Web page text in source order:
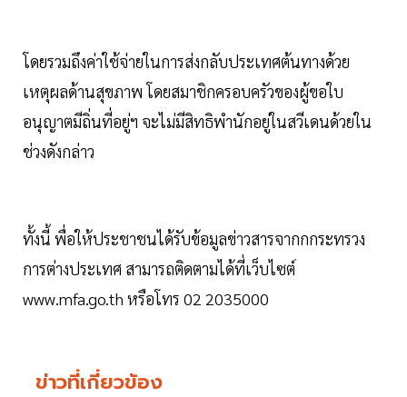
โดยรวมถึงค่าใช้จ่ายในการส่งกลับประเทศต้นทางด้วย
เหตุผลด้านสุขภาพ โดยสมาชิกครอบครัวของผู้ขอใบ
อนุญาตมีถิ่นที่อยู่ฯ จะไม่มีสิทธิพํานักอยู่ในสวีเดนด้วยใน
ช่วงดังกล่าว
ทั้งนี้ พื่อให้ประชาชนได้รับข้อมูลข่าวสารจากกกระทรวง
การต่างประเทศ สามารถติดตามได้ที่เว็บไซต์
www.mfa.go.th หรือโทร 02 2035000
ข่าวที่เกี่ยวข้อง